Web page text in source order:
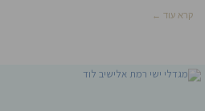
קרא עוד ←